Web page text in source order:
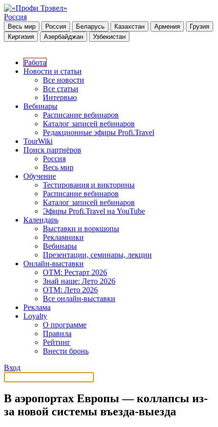
Россия
Весь мир Россия Беларусь Казахстан Армения
Грузия
Киргизия
Азербайджан Узбекистан
Работа
Новости и статьи
Все новости
Все статьи
Интервью
Вебинары
Расписание вебинаров
Каталог записей вебинаров
Редакционные эфиры Profi.Travel
TourWiki
Поиск партнёров
Россия
Весь мир
Обучение
Тестирования и викторины
Расписание вебинаров
Каталог записей вебинаров
Эфиры Profi.Travel на YouTube
Календарь
Выставки и воркшопы
Рекламники
Вебинары
Презентации, семинары, лекции
Онлайн-выставки
OTM: Рестарт 2026
Знай наше: Лето 2026
OTM: Лето 2026
Все онлайн-выставки
Реклама
Loyalty
О программе
Правила
Рейтинг
Внести бронь
Вход
В аэропортах Европы — коллапсы из-
за новой системы въезда-выезда